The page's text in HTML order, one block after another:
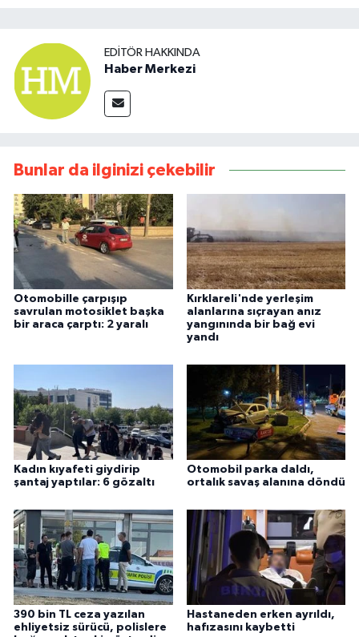
EDITÖR HAKKINDA
Haber Merkezi
Bunlar da ilginizi çekebilir
Otomobille çarpışıp
savrulan motosiklet başka
bir araca çarptı: 2 yaralı
Kırklareli'nde yerleşim
alanlarına sıçrayan anız
yangınında bir bağ evi
yandı
Kadın kıyafeti giydirip
şantaj yaptılar: 6 gözaltı
Otomobil parka daldı,
ortalık savaş alanına döndü
390 bin TL ceza yazılan
ehliyetsiz sürücü, polislere
Hastaneden erken ayrıldı,
hafızasını kaybetti